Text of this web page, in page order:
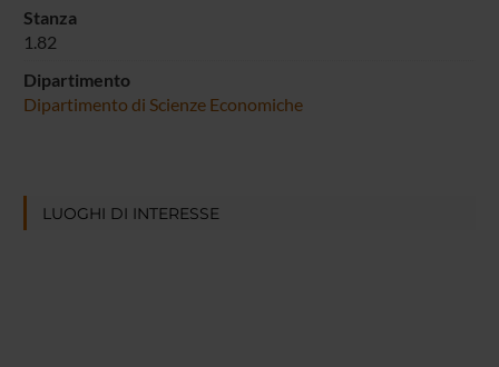
Stanza
1.82
Dipartimento
Dipartimento di Scienze Economiche
LUOGHI DI INTERESSE